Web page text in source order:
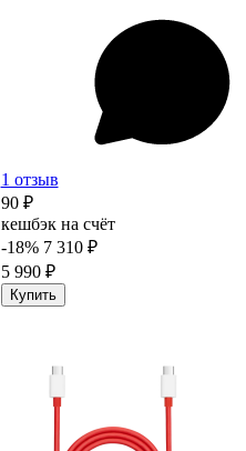
1 отзыв
90 ₽
кешбэк на счёт
-18% 7 310 ₽
5 990 ₽
Купить